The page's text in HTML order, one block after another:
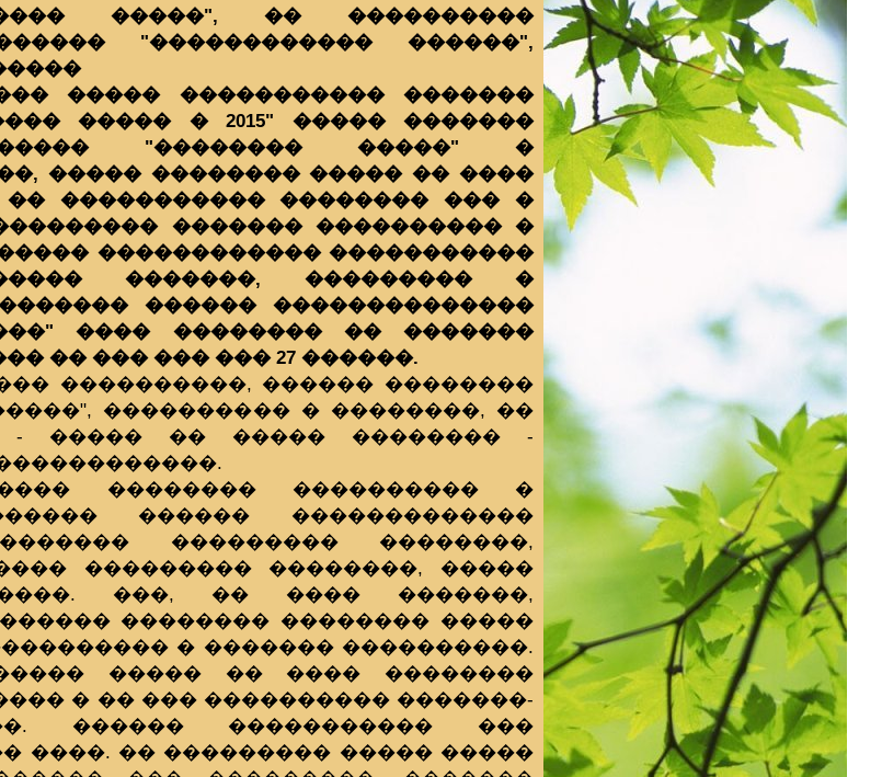
�����", �� ����������
"������������ ������",
����� ����������� �������
����� � 2015" ����� �������
"�������� �����" �
����� �������� ����� �� ����
����������� �������� ��� �
������� ���������� �
������������ �����������
�������, ��������� �
������ ��������������
���� �������� �� �������
�� ��� ��� ��� 27 ������.
����������, ������ ��������
���������� � ��������, ��
- ����� �� ����� �������� -
�������� ���������� �
������ �������������
��������� ��������,
��������� ��������, �����
���, �� ���� �������,
�������� �������� �����
� ������� ����������.
����� �� ���� ��������
� �� ��� ���������� �������-
������ ����������� ���
����. �� ��������� ����� �����